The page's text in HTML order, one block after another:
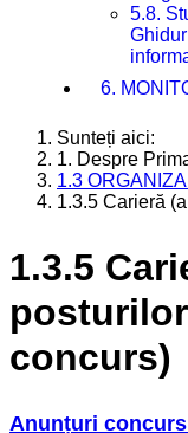
5.8.
6.
Sunteți aici:
1. Despre
1.3
1.3.5 Carieră
1.3.5
concurs)
Anunțuri